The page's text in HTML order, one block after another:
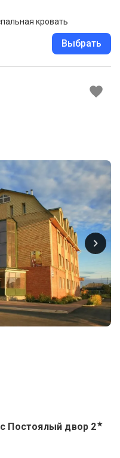
кровать
Выбрать
Постоялый двор 2★